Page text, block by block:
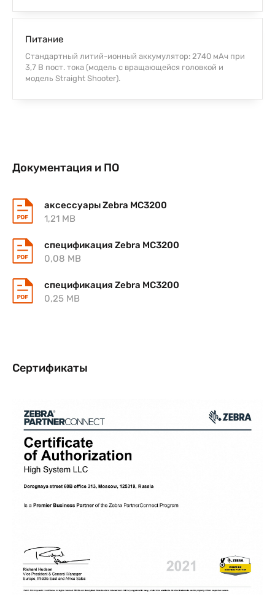
Питание
Стандартный литий-ионный аккумулятор: 2740 мАч при
3,7 В пост. тока (модель с вращающейся головкой и
модель Straight Shooter).
Документация и ПО
аксессуары Zebra MC3200
1,21 MB
спецификация Zebra MC3200
0,08 MB
спецификация Zebra MC3200
0,25 MB
Сертификаты